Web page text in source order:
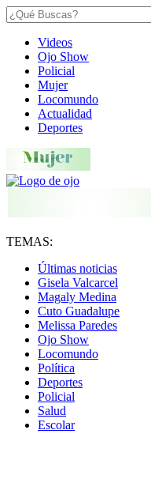
Videos
Ojo Show
Policial
Mujer
Locomundo
Actualidad
Deportes
TEMAS:
Últimas noticias
Gisela Valcarcel
Magaly Medina
Cuto Guadalupe
Melissa Paredes
Ojo Show
Locomundo
Política
Deportes
Policial
Salud
Escolar